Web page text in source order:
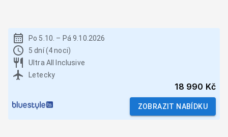
Po 5.10. – Pá 9.10.2026
5 dní (4 noci)
Ultra All Inclusive
Letecky
18 990 Kč
ZOBRAZIT NABÍDKU